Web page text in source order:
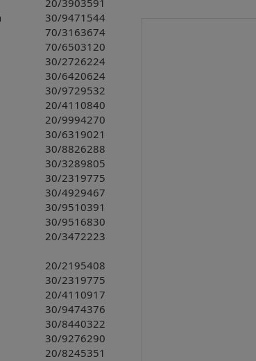
20/3903591
30/9471544
70/3163674
70/6503120
30/2726224
30/6420624
30/9729532
20/4110840
20/9994270
30/6319021
30/8826288
30/3289805
30/2319775
30/4929467
30/9510391
30/9516830
20/3472223
20/2195408
30/2319775
20/4110917
30/9474376
30/8440322
30/9276290
20/8245351